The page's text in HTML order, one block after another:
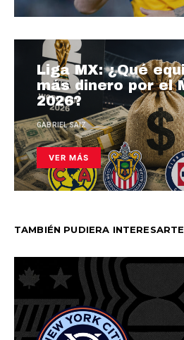
Liga MX: ¿Qué
más dinero por el
2026?
GABRIEL SAIZ
VER MÁS
TAMBIÉN PUDIERA INTERESARTE